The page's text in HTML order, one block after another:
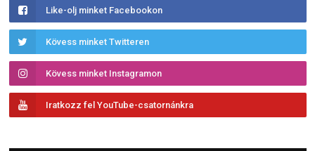
Like-olj minket Facebookon
Kövess minket Twitteren
Kövess minket Instagramon
Iratkozz fel YouTube-csatornánkra